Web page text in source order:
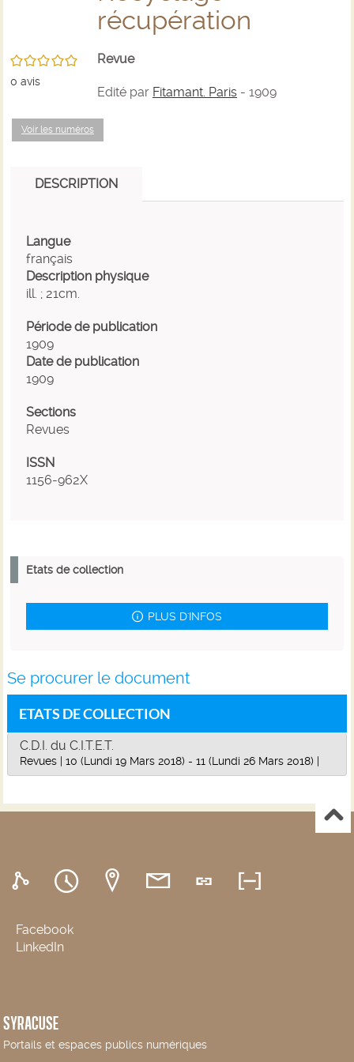
résultats
de
recherche
résultats
de
des
/5
0 avis
récupération
Revue
Edité par Fitamant. Paris - 1909
Voir les numéros
DESCRIPTION
Langue
français
Description physique
ill. ; 21cm.
Période de publication
1909
Date de publication
1909
Sections
Revues
ISSN
1156-962X
Etats de collection
PLUS D'INFOS
Se procurer le document
ETATS DE COLLECTION
C.D.I. du C.I.T.E.T.
Revues | 10 (Lundi 19 Mars 2018) - 11 (Lundi 26 Mars 2018) |
Facebook
LinkedIn
SYRACUSE
Portails et espaces publics numériques